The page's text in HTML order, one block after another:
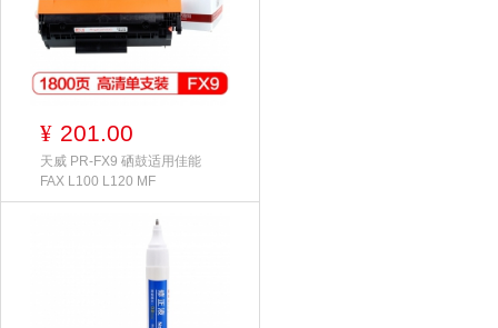
¥ 201.00
天威 PR-FX9 硒鼓适用佳能
FAX L100 L120 MF